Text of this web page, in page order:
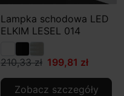
Lampka schodowa LED
ELKIM LESEL 014
210,33 zł 199,81 zł
Zobacz szczegóły